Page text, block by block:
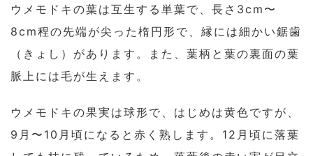
ウメモドキの葉は互生する単葉で、長さ3cm〜
8cm程の先端が尖った楕円形で、縁には細かい鋸歯
（きょし）があります。また、葉柄と葉の裏面の葉
脈上には毛が生えます。
ウメモドキの果実は球形で、はじめは黄色ですが、
9月〜10月頃になると赤く熟します。12月頃に落葉